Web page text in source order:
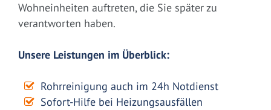
Wohneinheiten auftreten, die Sie später zu
verantworten haben.
Unsere Leistungen im Überblick:
Rohrreinigung auch im 24h Notdienst
Sofort-Hilfe bei Heizungsausfällen